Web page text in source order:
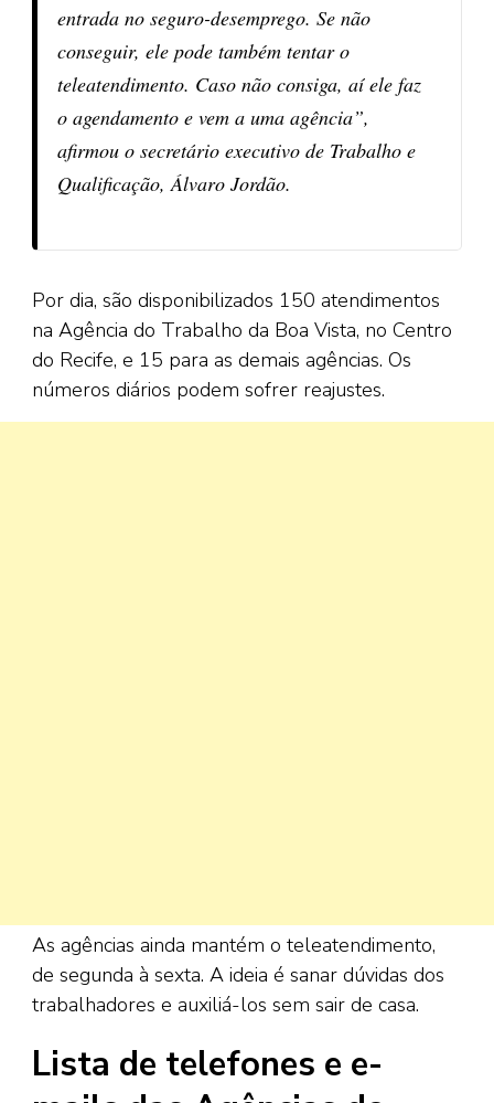
entrada no seguro-desemprego. Se não
conseguir, ele pode também tentar o
teleatendimento. Caso não consiga, aí ele faz
o agendamento e vem a uma agência”,
afirmou o secretário executivo de Trabalho e
Qualificação, Álvaro Jordão.
Por dia, são disponibilizados 150 atendimentos
na Agência do Trabalho da Boa Vista, no Centro
do Recife, e 15 para as demais agências. Os
números diários podem sofrer reajustes.
As agências ainda mantém o teleatendimento,
de segunda à sexta. A ideia é sanar dúvidas dos
trabalhadores e auxiliá-los sem sair de casa.
Lista de telefones e e-